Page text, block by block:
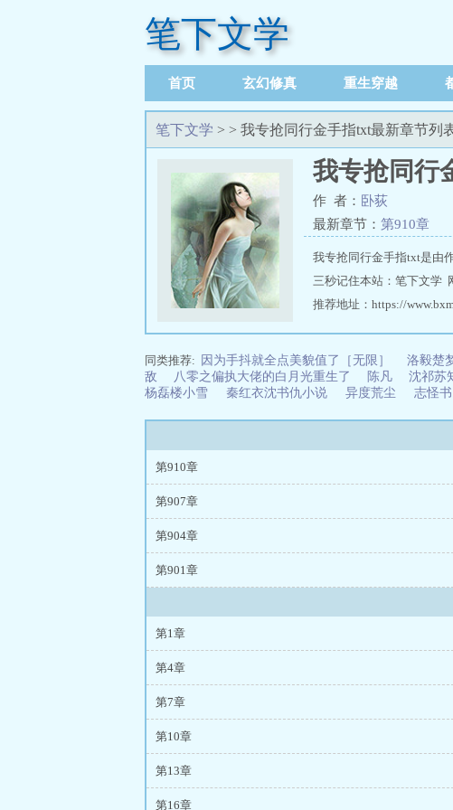
笔下文学
首页 玄幻修真 重生穿越
笔下文学 > > 我专抢同行金手指txt最新章节列
我专抢同行
作 者： 卧荻
最新章节： 第910章
我专抢同行金手指txt是由
三秒记住本站：笔下文学
推荐地址：https://
同类推荐: 因为手抖就全点美貌值了［无限］ 洛毅楚
敌
八零之偏执大佬的白月光重生了 陈凡 沈祁苏
杨磊楼小雪
秦红衣沈书仇小说 异度荒尘 志怪书
第910章
第907章
第904章
第901章
第1章
第4章
第7章
第10章
第13章
第16章